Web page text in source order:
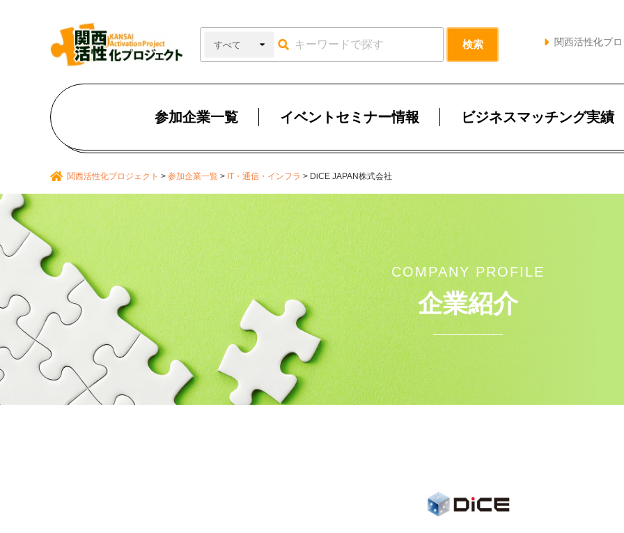
関西活性化プ
参加企業一覧 イベントセミナー情報 ビジネスマッチング実績
関西活性化プロジェクト > 参加企業一覧 > IT・通信・インフラ > DiCE JAPAN株式会社
COMPANY PROFILE
企業紹介